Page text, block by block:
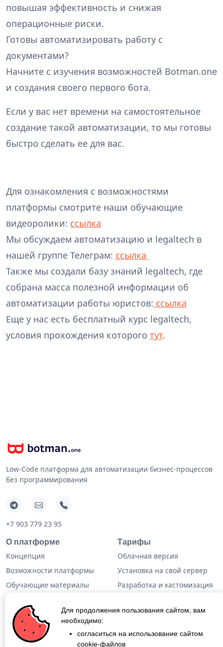
повышая эффективность и снижая
операционные риски.
Готовы автоматизировать работу с
документами?
Начните с изучения возможностей Botman.one
и создания своего первого бота.
Если у вас нет времени на самостоятельное
создание такой автоматизации, то мы готовы
быстро сделать ее для вас.
Для ознакомления с возможностями
платформы смотрите наши обучающие
видеоролики: ссылка
Мы обсуждаем автоматизацию и legaltech в
нашей группе Телеграм: ссылка
Также мы создали базу знаний legaltech, где
собрана масса полезной информации об
автоматизации работы юристов: ссылка
Еще у нас есть бесплатный курс legaltech,
условия прохождения которого тут.
Low-Code платформа для автоматизации бизнес-процессов
без программирования
+7 903 779 23 95
О платформе
Концепция
Возможности платформы
Обучающие материалы
Дополнительная
информация
Тарифы
Облачная версия
Установка на свой сервер
Разработка и кастомизация
Для продолжения пользования сайтом, вам
необходимо:
согласиться на использование сайтом
cookie-файлов